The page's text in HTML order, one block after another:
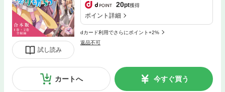
試し読み
20pt獲得
ポイント詳細
dカード利用でさらにポイント+2%
返品不可
カートへ 今すぐ買う